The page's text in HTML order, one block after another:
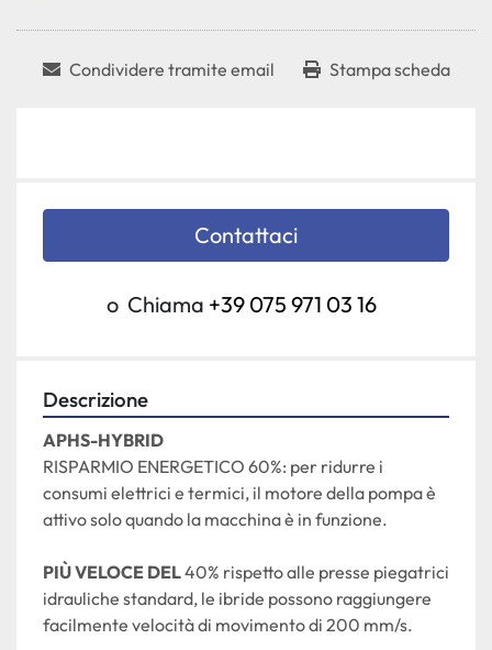
Condividere tramite email Stampa scheda
Contattaci
o Chiama +39 075 971 03 16
Descrizione
APHS-HYBRID
RISPARMIO ENERGETICO 60%: per ridurre i
consumi elettrici e termici, il motore della pompa è
attivo solo quando la macchina è in funzione.
PIÙ VELOCE DEL 40% rispetto alle presse piegatrici
idrauliche standard, le ibride possono raggiungere
facilmente velocità di movimento di 200 mm/s.